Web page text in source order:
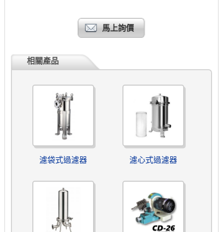
馬上詢價
相關產品
濾袋式過濾器 濾心式過濾器